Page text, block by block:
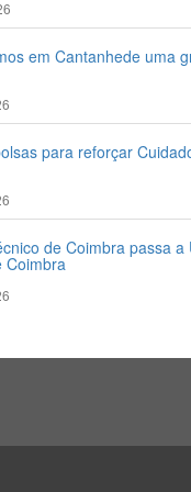
em Cantanhede uma
para reforçar
de Coimbra passa a
Coimbra